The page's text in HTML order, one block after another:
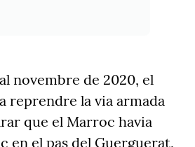
novembre de 2020, el
reprendre la via armada
que el Marroc havia
en el pas del Guerguerat,